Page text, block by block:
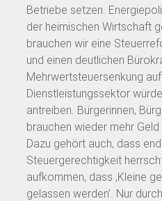
Betriebe setzen.
der heimischen Wirtschaft
brauchen wir eine
und einen deutlichen
Mehrwertsteuersenkung
Dienstleistungssektor
antreiben. Bürgerinnen,
brauchen wieder mehr Geld
Dazu gehört auch, dass
Steuergerechtigkeit
aufkommen, dass ‚Kleine
gelassen werden’. Nur